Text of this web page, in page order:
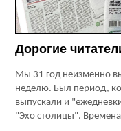
Дорогие
Мы 31 год неизменно
неделю. Был период,
выпускали и
"Эхо столицы".